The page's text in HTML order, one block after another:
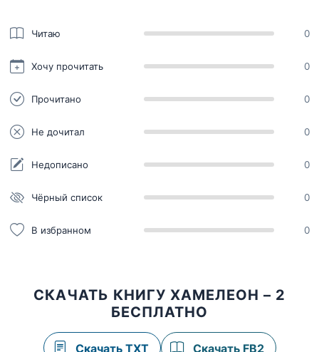
Читаю 0
Хочу прочитать 0
Прочитано 0
Не дочитал 0
Недописано 0
Чёрный список 0
В избранном 0
СКАЧАТЬ КНИГУ ХАМЕЛЕОН – 2
БЕСПЛАТНО
Скачать TXT Скачать FB2